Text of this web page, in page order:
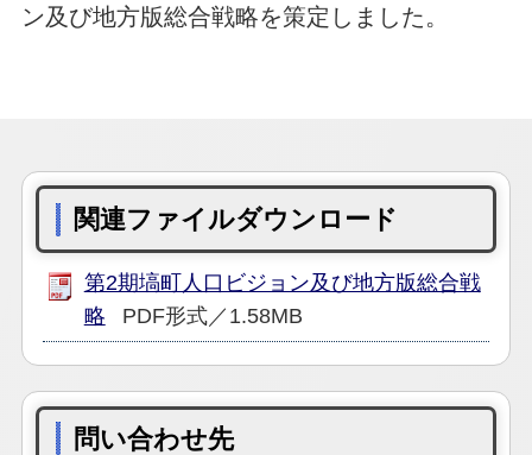
ン及び地方版総合戦略を策定しました。
関連ファイルダウンロード
第2期塙町人口ビジョン及び地方版総合戦
略
PDF形式／1.58MB
問い合わせ先